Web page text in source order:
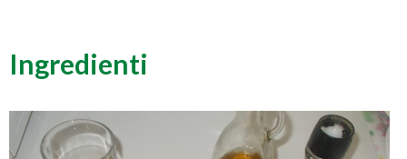
Ingredienti